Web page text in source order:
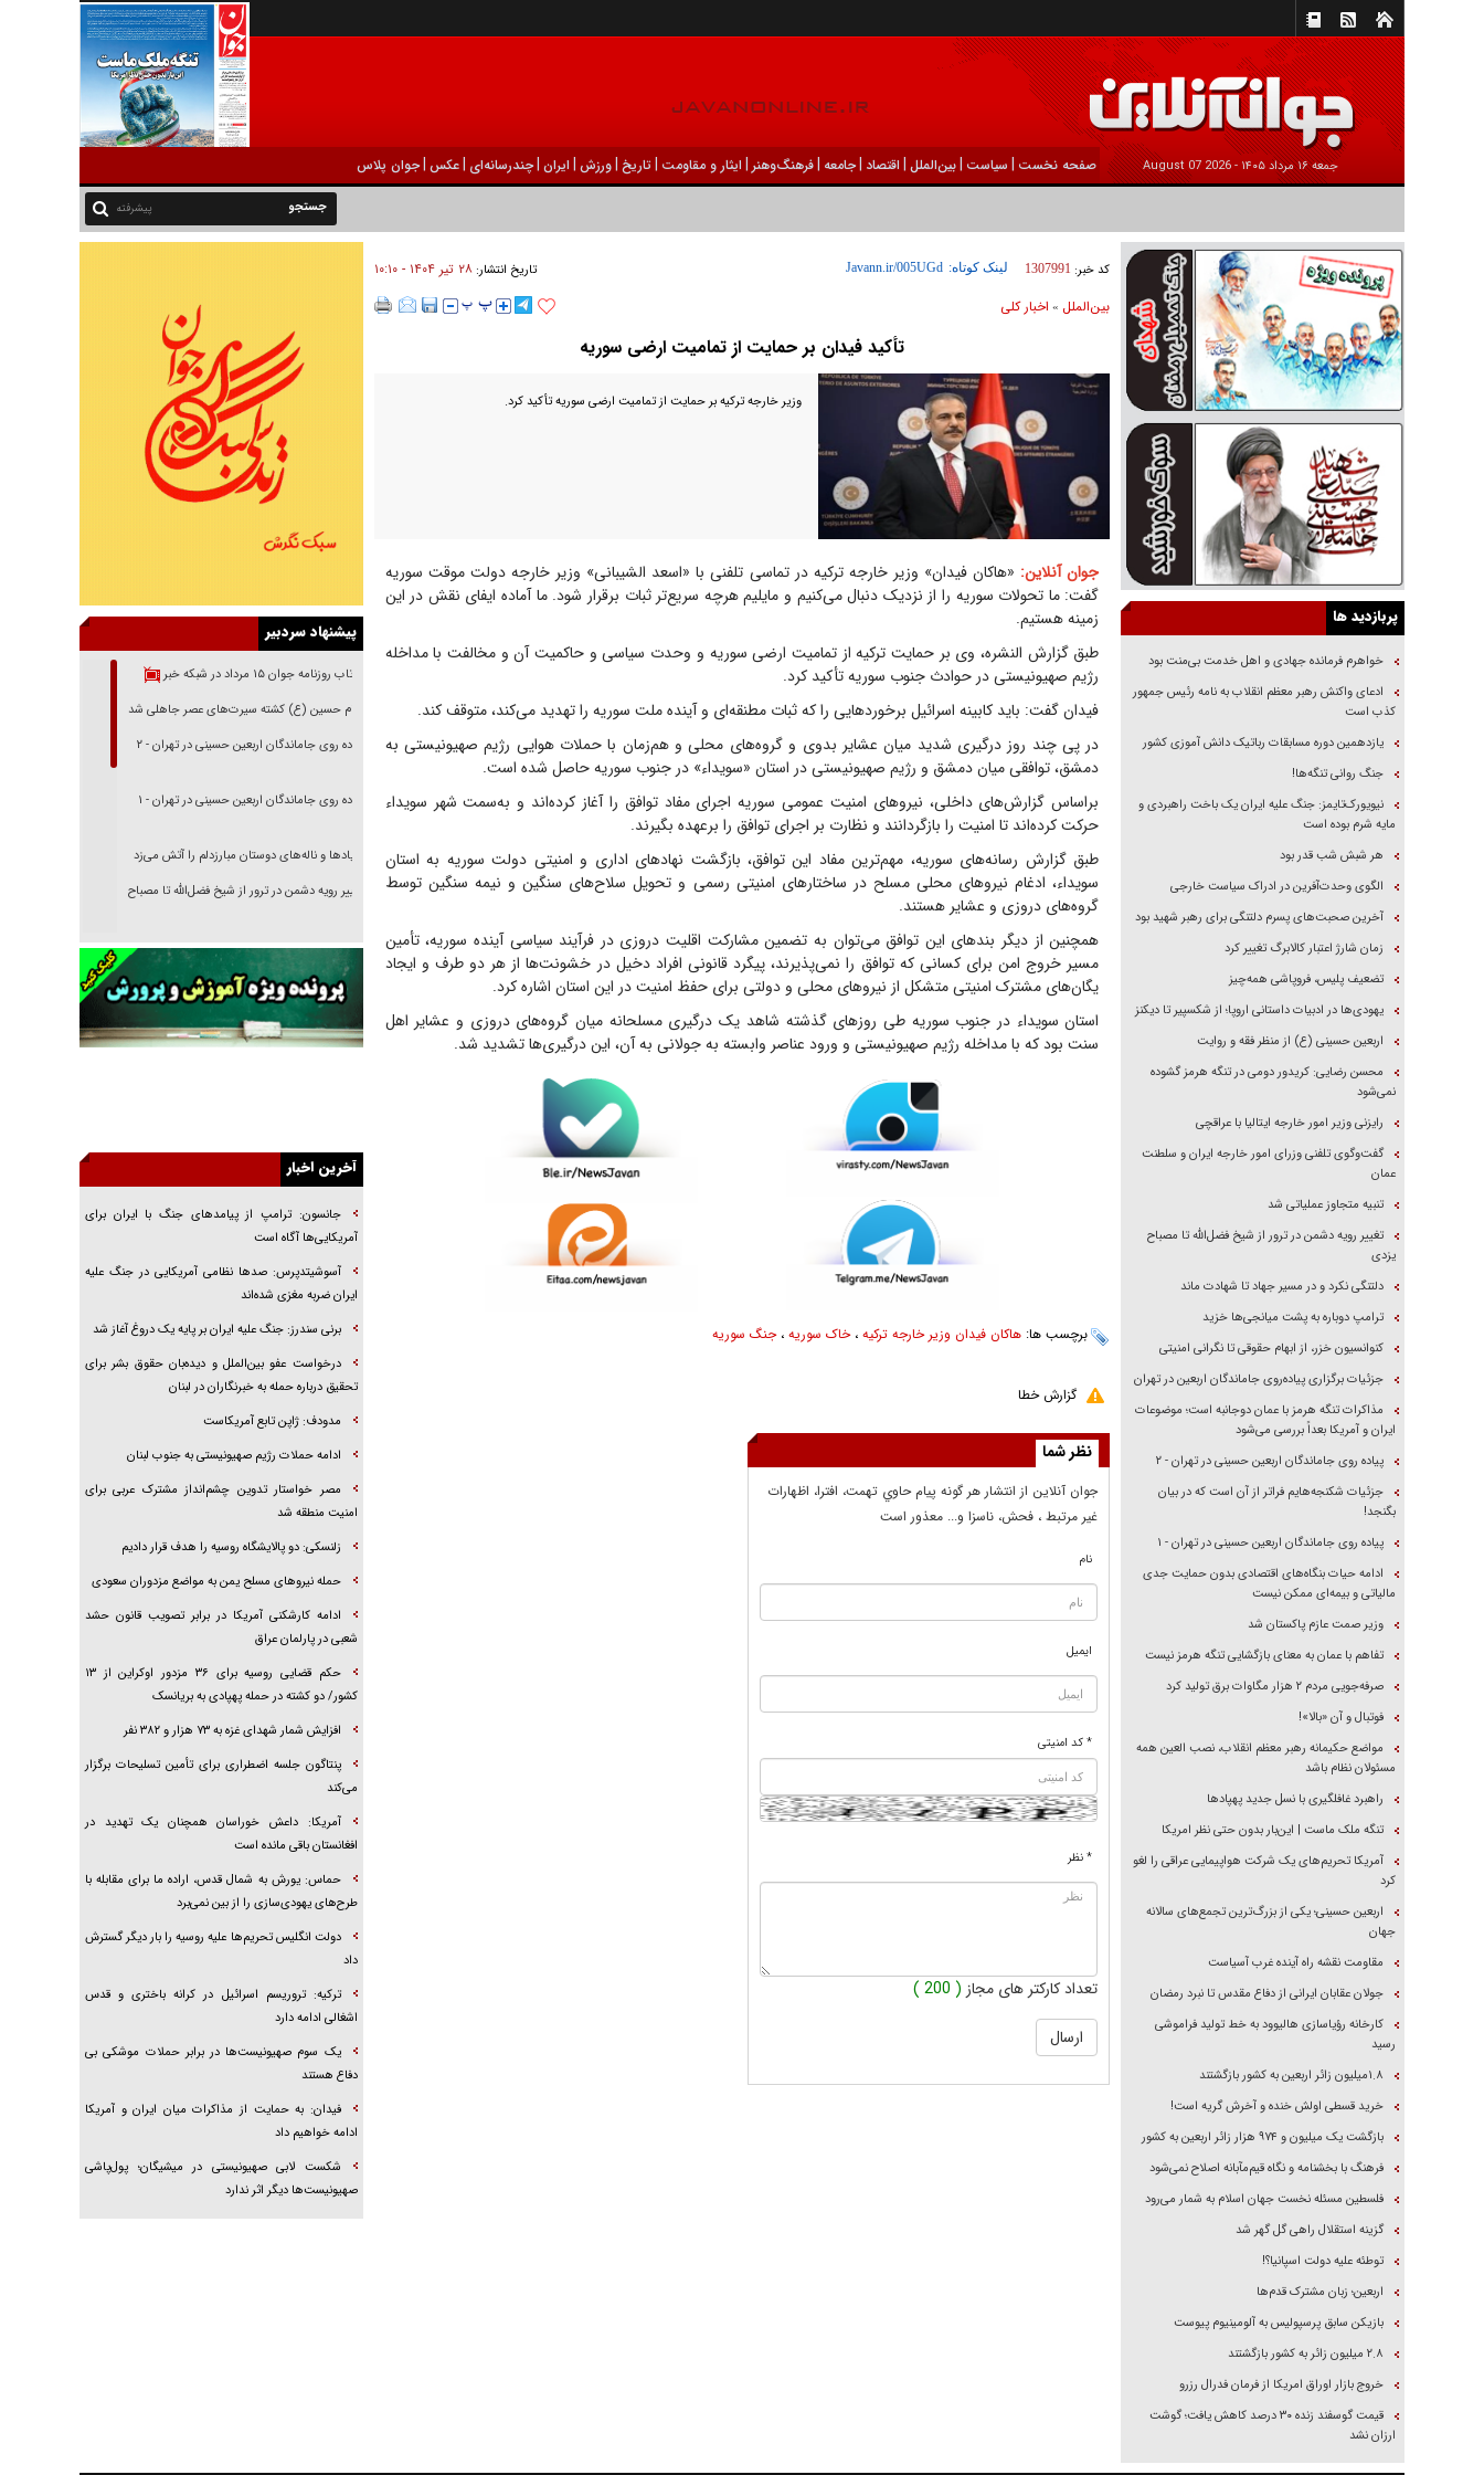
جمعه ۱۶ مرداد ۱۴۰۵ - 2026 August 07 صفحه نخست | سیاست |بين‌الملل | اقتصاد |جامعه |فرهنگ‌و‌هنر | ایثار و مقاومت |تاریخ |ورزش | ايران |چندرسانه‌ای |عکس |جوان پلاس
پیشرفته
کد خبر: 1307991 لینک کوتاه: تاریخ انتشار:۲۸ تير ۱۴۰۴ - ۱۰:۱۰
بين‌الملل » اخبار كلی
تأکید فیدان بر حمایت از تمامیت ارضی سوریه
وزیر خارجه ترکیه بر حمایت از تمامیت ارضی سوریه تأکید کرد.
جوان آنلاین: «هاکان فیدان» وزیر خارجه ترکیه در تماسی تلفنی با «اسعد الشیبانی» وزیر خارجه دولت موقت سوریه
گفت: ما تحولات سوریه را از نزدیک دنبال می‌کنیم و مایلیم هرچه سریع‌تر ثبات برقرار شود. ما آماده ایفای نقش در این
زمینه هستیم.
طبق گزارش النشره، وی بر حمایت ترکیه از تمامیت ارضی سوریه و وحدت سیاسی و حاکمیت آن و مخالفت با مداخله
رژیم صهیونیستی در حوادث جنوب سوریه تأکید کرد.
فیدان گفت: باید کابینه اسرائیل برخوردهایی را که ثبات مطنقه‌ای و آینده ملت سوریه را تهدید می‌کند، متوقف کند.
در پی چند روز درگیری شدید میان عشایر بدوی و گروه‌های محلی و هم‌زمان با حملات هوایی رژیم صهیونیستی به
دمشق، توافقی میان دمشق و رژیم صهیونیستی در استان «سویداء» در جنوب سوریه حاصل شده است.
براساس گزارش‌های داخلی، نیروهای امنیت عمومی سوریه اجرای مفاد توافق را آغاز کرده‌اند و به‌سمت شهر سویداء
حرکت کرده‌اند تا امنیت را بازگردانند و نظارت بر اجرای توافق را برعهده بگیرند.
طبق گزارش رسانه‌های سوریه، مهم‌ترین مفاد این توافق، بازگشت نهادهای اداری و امنیتی دولت سوریه به استان
سویداء، ادغام نیروهای محلی مسلح در ساختارهای امنیتی رسمی و تحویل سلاح‌های سنگین و نیمه سنگین توسط
گروه‌های دروزی و عشایر هستند.
همچنین از دیگر بندهای این توافق می‌توان به تضمین مشارکت اقلیت دروزی در فرآیند سیاسی آینده سوریه، تأمین
مسیر خروج امن برای کسانی که توافق را نمی‌پذیرند، پیگرد قانونی افراد دخیل در خشونت‌ها از هر دو طرف و ایجاد
یگان‌های مشترک امنیتی متشکل از نیروهای محلی و دولتی برای حفظ امنیت در این استان اشاره کرد.
استان سویداء در جنوب سوریه طی روزهای گذشته شاهد یک درگیری مسلحانه میان گروه‌های دروزی و عشایر اهل
سنت بود که با مداخله رژیم صهیونیستی و ورود عناصر وابسته به جولانی به آن، این درگیری‌ها تشدید شد.
برچسب ها: هاکان فیدان وزیر خارجه ترکیه،خاک سوریه،جنگ سوریه
گزارش خطا
نظر شما
جوان آنلاين از انتشار هر گونه پيام حاوي تهمت، افترا، اظهارات
غير مرتبط ، فحش، ناسزا و... معذور است
نام
ایمیل
* کد امنیتی
* نظر
تعداد کارکتر های مجاز ( 200 )
پربازدید ها
خواهرم فرمانده جهادی و اهل خدمت بی‌منت بود
ادعای واکنش رهبر معظم انقلاب به نامه رئیس جمهور
کذب است
یازدهمین دوره مسابقات رباتیک دانش آموزی کشور
جنگ روانی تنگه‌ها!
نیویورک‌تایمز: جنگ علیه ایران یک باخت راهبردی و
مایه شرم بوده است
هر شبش شب قدر بود
الگوی وحدت‌آفرین در ادراک سیاست خارجی
آخرین صحبت‌های پسرم دلتنگی برای رهبر شهید بود
زمان شارژ اعتبار کالابرگ تغییر کرد
تضعیف پلیس، فروپاشی همه‌چیز
یهودی‌ها در ادبیات داستانی اروپا؛ از شکسپیر تا دیکنز
اربعین حسینی (ع) از منظر فقه و روایت
محسن رضایی: کریدور دومی در تنگه هرمز گشوده
نمی‌شود
رایزنی وزیر امور خارجه ایتالیا با عراقچی
گفت‌وگوی تلفنی وزرای امور خارجه ایران و سلطنت
عمان
تنبیه متجاوز عملیاتی شد
تغییر رویه دشمن در ترور از شیخ فضل‌الله تا مصباح
یزدی
دلتنگی نکرد و در مسیر جهاد تا شهادت ماند
ترامپ دوباره به پشت میانجی‌ها خزید
کنوانسیون خزر، از ابهام حقوقی تا نگرانی امنیتی
جزئیات برگزاری پیاده‌روی جاماندگان اربعین در تهران
مذاکرات تنگه هرمز با عمان دوجانبه است؛ موضوعات
ایران و آمریکا بعداً بررسی می‌شود
پیاده روی جاماندگان اربعین حسینی در تهران - ۲
جزئیات شکنجه‌هایم فراتر از آن است که در بیان
بگنجد!
پیاده روی جاماندگان اربعین حسینی در تهران - ۱
ادامه حیات بنگاه‌های اقتصادی بدون حمایت جدی
مالیاتی و بیمه‌ای ممکن نیست
وزیر صمت عازم پاکستان شد
تفاهم با عمان به معنای بازگشایی تنگه هرمز نیست
صرفه‌جویی مردم ۲ هزار مگاوات برق تولید کرد
فوتبال و آن «بالا»!
مواضع حکیمانه رهبر معظم انقلاب، نصب العین همه
مسئولان نظام باشد
راهبرد غافلگیری با نسل جدید پهپاد‌ها
تنگه ملک ماست | این‌بار بدون حتی نظر امریکا
آمریکا تحریم‌های یک شرکت هواپیمایی عراقی را لغو
کرد
اربعین حسینی؛ یکی از بزرگ‌ترین تجمع‌های سالانه
جهان
مقاومت نقشه راه آینده غرب آسیاست
جولان عقابان ایرانی از دفاع مقدس تا نبرد رمضان
کارخانه رؤیاسازی هالیوود به خط تولید فراموشی
رسید
۱.۸میلیون زائر اربعین به کشور بازگشتند
خرید قسطی اولش خنده و آخرش گریه است!
بازگشت یک میلیون و ۹۷۴ هزار زائر اربعین به کشور
فرهنگ با بخشنامه و نگاه قیم‌مآبانه اصلاح نمی‌شود
فلسطین مسئله نخست جهان اسلام به شمار می‌رود
گزینه استقلال راهی گل گهر شد
توطئه علیه دولت اسپانیا؟!
اربعین؛ زبان مشترک قدم‌ها
بازیکن سابق پرسپولیس به آلومینیوم پیوست
۲.۸ میلیون زائر به کشور بازگشتند
خروج بازار اوراق امریکا از فرمان فدرال رزرو
قیمت گوسفند زنده ۳۰ درصد کاهش یافت؛ گوشت
ارزان نشد
پیشنهاد سردبیر
بازتاب روزنامه جوان ۱۵ مرداد در شبکه خبر
امام حسین (ع) کشته سیرت‌های عصر جاهلی شد
پیاده روی جاماندگان اربعین حسینی در تهران - ۲
پیاده روی جاماندگان اربعین حسینی در تهران - ۱
فریاد‌ها و ناله‌های دوستان مبارزدلم را آتش می‌زد
تغییر رویه دشمن در ترور از شیخ فضل‌الله تا مصباح
خرید قسطی اولش خنده و آخرش گریه است!
فوتبال و آن «بالا»!
راهبرد غافلگیری با نسل جدید پهپاد‌ها
جنجال پزشکان تقلبی در صنعت زیبایی
خواهرم فرمانده جهادی و اهل خدمت بی‌منت بود
بگنجد!
برابر یورش به پاسگاه‌های پلیس
تحلیل ابعاد پیام رهبر انقلاب به حزب‌الله/ مقاومت
نقشه راه آینده غرب آسیا
آخرین اخبار
جانسون: ترامپ از پیامد‌های جنگ با ایران برای
آمریکایی‌ها آگاه است
آسوشیتدپرس: صد‌ها نظامی آمریکایی در جنگ علیه
ایران ضربه مغزی شده‌اند
برنی سندرز: جنگ علیه ایران بر پایه یک دروغ آغاز شد
درخواست عفو بین‌الملل و دیده‌بان حقوق بشر برای
تحقیق درباره حمله به خبرنگاران در لبنان
مدودف: ژاپن تابع آمریکاست
ادامه حملات رژیم صهیونیستی به جنوب لبنان
مصر خواستار تدوین چشم‌انداز مشترک عربی برای
امنیت منطقه شد
زلنسکی: دو پالایشگاه روسیه را هدف قرار دادیم
حمله نیرو‌های مسلح یمن به مواضع مزدوران سعودی
ادامه کارشکنی آمریکا در برابر تصویب قانون حشد
شعبی در پارلمان عراق
حکم قضایی روسیه برای ۳۶ مزدور اوکراین از ۱۳
کشور/ دو کشته در حمله پهپادی به بریانسک
افزایش شمار شهدای غزه به ۷۳ هزار و ۳۸۲ نفر
پنتاگون جلسه اضطراری برای تأمین تسلیحات برگزار
می‌کند
آمریکا: داعش خوراسان همچنان یک تهدید در
افغانستان باقی مانده است
حماس: یورش به شمال قدس، اراده ما برای مقابله با
طرح‌های یهودی‌سازی را از بین نمی‌برد
دولت انگلیس تحریم‌ها علیه روسیه را بار دیگر گسترش
داد
ترکیه: تروریسم اسرائیل در کرانه باختری و قدس
اشغالی ادامه دارد
یک سوم صهیونیست‌ها در برابر حملات موشکی بی
دفاع هستند
فیدان: به حمایت از مذاکرات میان ایران و آمریکا
ادامه خواهیم داد
شکست لابی صهیونیستی در میشیگان؛ پول‌پاشی
صهیونیست‌ها دیگر اثر ندارد